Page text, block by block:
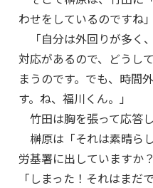
わせをしているのですね
「自分は外回りが多く
対応があるので、どうし
まうのです。でも、時間
す。ね、福川くん。」
竹田は胸を張って応答し
榊原は「それは素晴ら
労基署に出していますか
「しまった！それはまだ